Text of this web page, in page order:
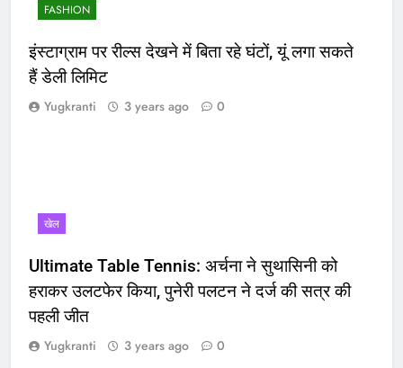
FASHION
इंस्टाग्राम पर रील्स देखने में बिता रहे घंटों, यूं लगा सकते
हैं डेली लिमिट
Yugkranti 3 years ago 0
खेल
Ultimate Table Tennis: अर्चना ने सुथासिनी को
हराकर उलटफेर किया, पुनेरी पलटन ने दर्ज की सत्र की
पहली जीत
Yugkranti 3 years ago 0